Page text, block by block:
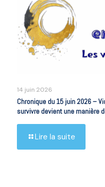
14 juin 2026
Chronique du 15 juin 2026 –
survivre devient une manière
Lire la suite